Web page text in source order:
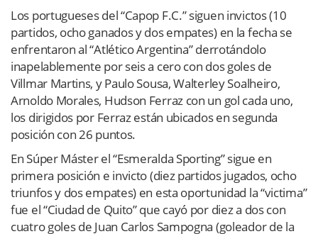
Los portugueses del “Capop F.C.” siguen invictos (10
partidos, ocho ganados y dos empates) en la fecha se
enfrentaron al “Atlético Argentina” derrotándolo
inapelablemente por seis a cero con dos goles de
Villmar Martins, y Paulo Sousa, Walterley Soalheiro,
Arnoldo Morales, Hudson Ferraz con un gol cada uno,
los dirigidos por Ferraz están ubicados en segunda
posición con 26 puntos.
En Súper Máster el “Esmeralda Sporting” sigue en
primera posición e invicto (diez partidos jugados, ocho
triunfos y dos empates) en esta oportunidad la “victima”
fue el “Ciudad de Quito” que cayó por diez a dos con
cuatro goles de Juan Carlos Sampogna (goleador de la